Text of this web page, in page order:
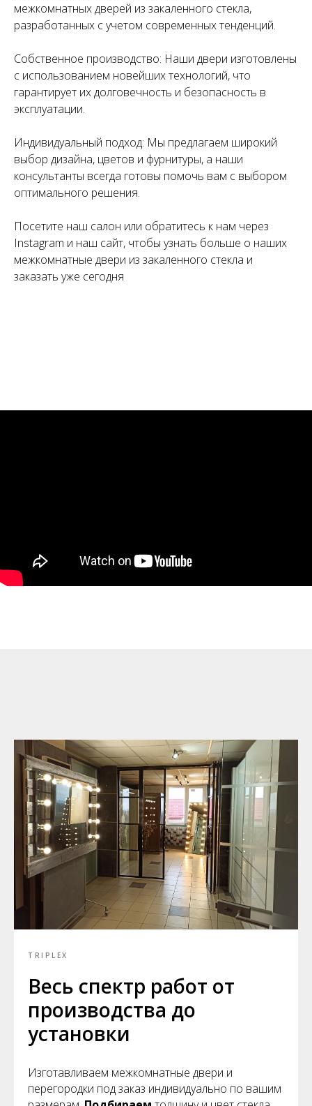
межкомнатных дверей из закаленного стекла,
разработанных с учетом современных тенденций.
Собственное производство: Наши двери изготовлены
с использованием новейших технологий, что
гарантирует их долговечность и безопасность в
эксплуатации.
Индивидуальный подход: Мы предлагаем широкий
выбор дизайна, цветов и фурнитуры, а наши
консультанты всегда готовы помочь вам с выбором
оптимального решения.
Посетите наш салон или обратитесь к нам через
Instagram и наш сайт, чтобы узнать больше о наших
межкомнатные двери из закаленного стекла и
заказать уже сегодня
TRIPLEX
Весь спектр работ от
производства до
установки
Изготавливаем межкомнатные двери и
перегородки под заказ индивидуально по вашим